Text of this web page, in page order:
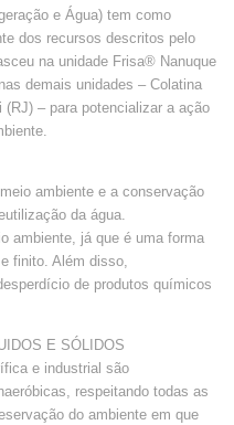
e Água) tem como
dos recursos descritos pelo
na unidade Frisa® Nanuque
demais unidades – Colatina
– para potencializar a ação
ambiente e a conservação
da água.
ambiente, já que é uma forma
finito. Além disso,
de produtos químicos
E SÓLIDOS
e industrial são
respeitando todas as
do ambiente em que